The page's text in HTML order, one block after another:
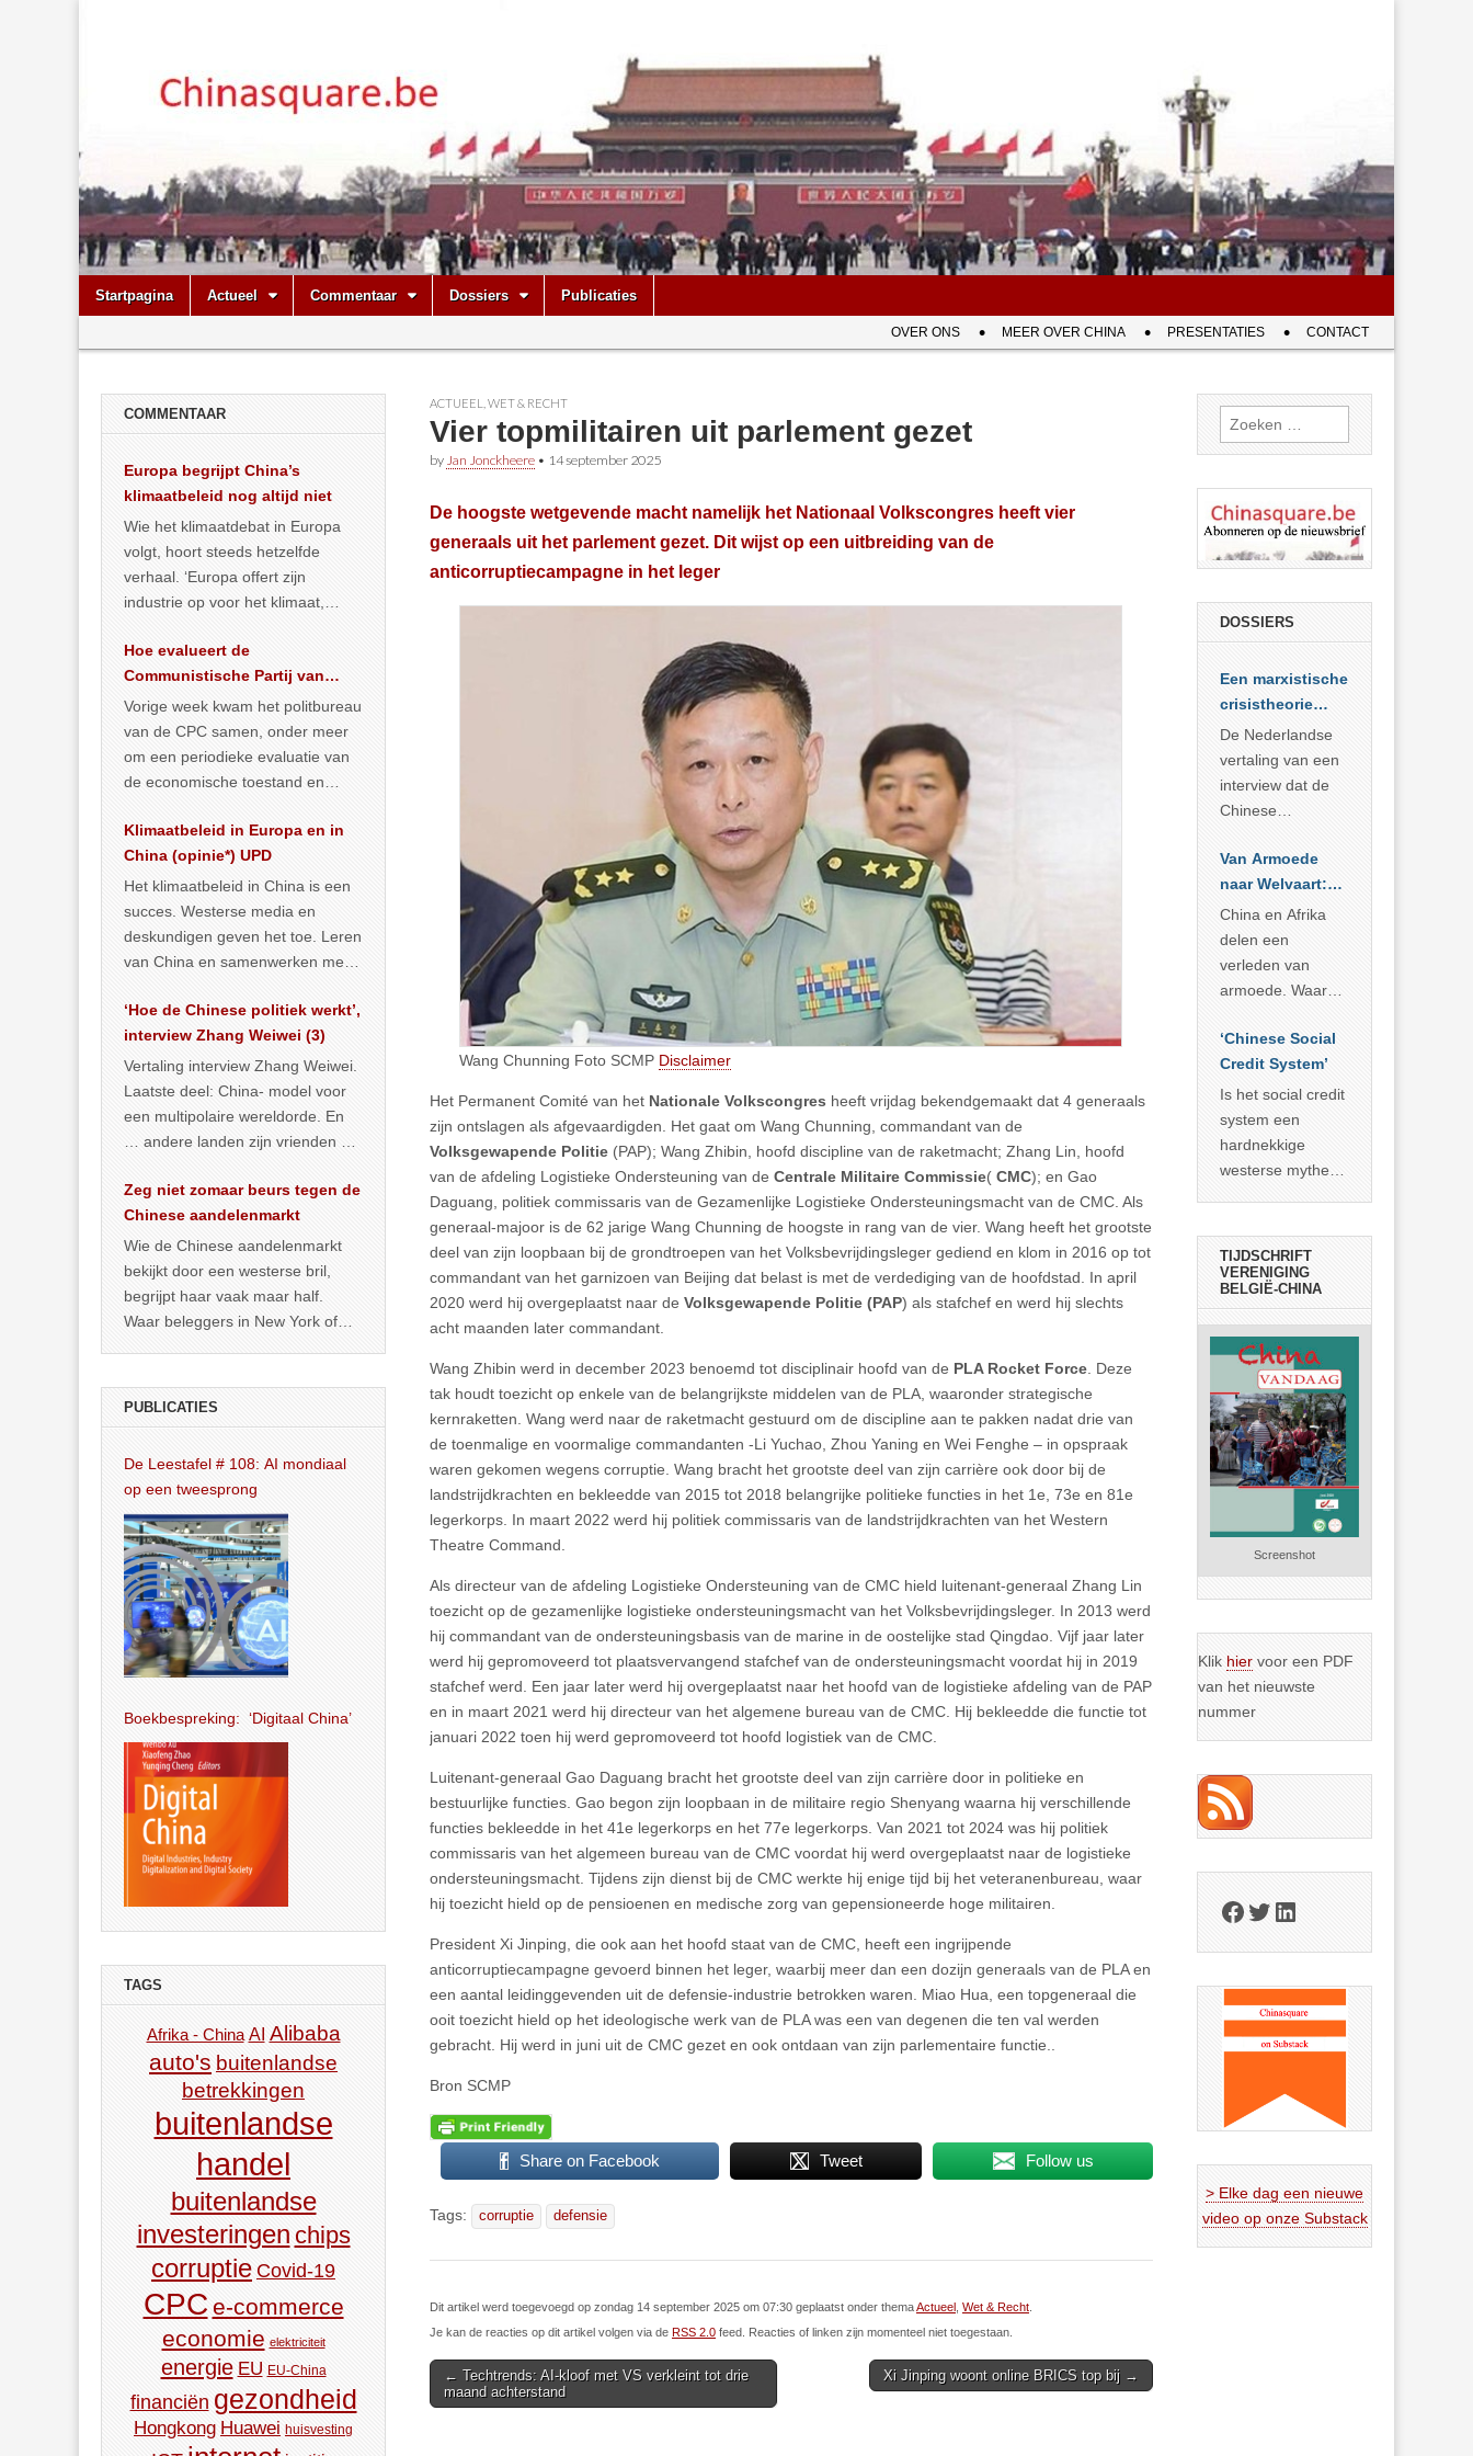
Chinasquare.be
Main
menu
Skip
Startpagina Actueel Commentaar Dossiers Publicaties
menu
OVER ONS MEER OVER CHINA PRESENTATIES CONTACT
ACTUEEL WET & RECHT
Vier topmilitairen uit parlement gezet
by Jan Jonckheere • 14 september 2025
De hoogste wetgevende macht namelijk het Nationaal Volkscongres heeft vier
generaals uit het parlement gezet. Dit wijst op een uitbreiding van de
anticorruptiecampagne in het leger
Wang Chunning Foto SCMP Disclaimer
Het Permanent Comité van het Nationale Volkscongres heeft vrijdag bekendgemaakt dat 4 generaals
zijn ontslagen als afgevaardigden. Het gaat om Wang Chunning, commandant van de
Volksgewapende Politie (PAP); Wang Zhibin, hoofd discipline van de raketmacht; Zhang Lin, hoofd
van de afdeling Logistieke Ondersteuning van de Centrale Militaire Commissie( CMC); en Gao
Daguang, politiek commissaris van de Gezamenlijke Logistieke Ondersteuningsmacht van de CMC. Als
generaal-majoor is de 62 jarige Wang Chunning de hoogste in rang van de vier. Wang heeft het grootste
deel van zijn loopbaan bij de grondtroepen van het Volksbevrijdingsleger gediend en klom in 2016 op tot
commandant van het garnizoen van Beijing dat belast is met de verdediging van de hoofdstad. In april
2020 werd hij overgeplaatst naar de Volksgewapende Politie (PAP) als stafchef en werd hij slechts
acht maanden later commandant.
Wang Zhibin werd in december 2023 benoemd tot disciplinair hoofd van de PLA Rocket Force . Deze
tak houdt toezicht op enkele van de belangrijkste middelen van de PLA, waaronder strategische
kernraketten. Wang werd naar de raketmacht gestuurd om de discipline aan te pakken nadat drie van
de toenmalige en voormalige commandanten -Li Yuchao, Zhou Yaning en Wei Fenghe – in opspraak
waren gekomen wegens corruptie. Wang bracht het grootste deel van zijn carrière ook door bij de
landstrijdkrachten en bekleedde van 2015 tot 2018 belangrijke politieke functies in het 1e, 73e en 81e
legerkorps. In maart 2022 werd hij politiek commissaris van de landstrijdkrachten van het Western
Theatre Command.
Als directeur van de afdeling Logistieke Ondersteuning van de CMC hield luitenant-generaal Zhang Lin
toezicht op de gezamenlijke logistieke ondersteuningsmacht van het Volksbevrijdingsleger. In 2013 werd
hij commandant van de ondersteuningsbasis van de marine in de oostelijke stad Qingdao. Vijf jaar later
werd hij gepromoveerd tot plaatsvervangend stafchef van de ondersteuningsmacht voordat hij in 2019
stafchef werd. Een jaar later werd hij overgeplaatst naar het hoofd van de logistieke afdeling van de PAP
en in maart 2021 werd hij directeur van het algemene bureau van de CMC. Hij bekleedde die functie tot
januari 2022 toen hij werd gepromoveerd tot hoofd logistiek van de CMC.
Luitenant-generaal Gao Daguang bracht het grootste deel van zijn carrière door in politieke en
bestuurlijke functies. Gao begon zijn loopbaan in de militaire regio Shenyang waarna hij verschillende
functies bekleedde in het 41e legerkorps en het 77e legerkorps. Van 2021 tot 2024 was hij politiek
commissaris van het algemeen bureau van de CMC voordat hij werd overgeplaatst naar de logistieke
ondersteuningsmacht. Tijdens zijn dienst bij de CMC werkte hij enige tijd bij het veteranenbureau, waar
hij toezicht hield op de pensioenen en medische zorg van gepensioneerde hoge militairen.
President Xi Jinping, die ook aan het hoofd staat van de CMC, heeft een ingrijpende
anticorruptiecampagne gevoerd binnen het leger, waarbij meer dan een dozijn generaals van de PLA en
een aantal leidinggevenden uit de defensie-industrie betrokken waren. Miao Hua, een topgeneraal die
ooit toezicht hield op het ideologische werk van de PLA was een van degenen die ten val werden
gebracht. Hij werd in juni uit de CMC gezet en ook ontdaan van zijn parlementaire functie..
Bron SCMP
Share on Facebook Tweet Follow us
Tags: corruptie defensie
Dit artikel werd toegevoegd op zondag 14 september 2025 om 07:30 geplaatst onder themaActueel Wet & Recht
Je kan de reacties op dit artikel volgen via de RSS 2.0 feed. Reacties of linken zijn momenteel niet toegestaan.
Post
navigation
← Techtrends: AI-kloof met VS verkleint tot drie
maand achterstand
Xi Jinping woont online BRICS top bij →
COMMENTAAR
Europa begrijpt China’s
klimaatbeleid nog altijd niet
Wie het klimaatdebat in Europa
volgt, hoort steeds hetzelfde
verhaal. ‘Europa offert zijn
industrie op voor het klimaat,
vergroening… >> lees meer
Hoe evalueert de
Communistische Partij van
China de economische
situatie?
Vorige week kwam het politbureau
van de CPC samen, onder meer
om een periodieke evaluatie van
de economische toestand en
publiceerden… >> lees meer
Klimaatbeleid in Europa en in
China (opinie*) UPD
Het klimaatbeleid in China is een
succes. Westerse media en
deskundigen geven het toe. Leren
van China en samenwerken met
… >> lees meer
‘Hoe de Chinese politiek werkt’,
interview Zhang Weiwei (3)
Vertaling interview Zhang Weiwei.
Laatste deel: China- model voor
een multipolaire wereldorde. En
… andere landen zijn vrienden of
Zeg niet zomaar beurs tegen de
Chinese aandelenmarkt
Wie de Chinese aandelenmarkt
bekijkt door een westerse bril,
begrijpt haar vaak maar half.
Waar beleggers in New York of
PUBLICATIES
De Leestafel # 108: AI mondiaal
op een tweesprong
Boekbespreking: ‘Digitaal China’
TAGS
Afrika - China AI Alibaba
auto's buitenlandse
betrekkingen
buitenlandse
handel
buitenlandse
investeringen chips
corruptie Covid-19
CPC e-commerce
economie elektriciteit
energie EU EU-China
financiën gezondheid
Hongkong Huawei huisvesting
Zoeken
naar:
DOSSIERS
Een marxistische
crisistheorie
voor vandaag
De Nederlandse
vertaling van een
interview dat de
Chinese
Sociale
Wetenschappen
afnam van de
Britse
marxistische
econoom Michael
zien dat
… >> lees meer
Van Armoede
naar Welvaart:
Wat Afrika kan
leren van
China’s
economisch
China en Afrika
delen een
verleden van
armoede. Waar
voorbije veertig
jaar in slaagde
meer dan 800
miljoen mensen
uit de armoede
… >> lees meer
‘Chinese Social
Credit System’
Is het social credit
system een
hardnekkige
westerse mythe of
TIJDSCHRIFT
VERENIGING
BELGIË-CHINA
Screenshot
Klik hier voor een PDF
van het nieuwste
nummer
Facebook
Twitter
LinkedIn
> Elke dag een nieuwe
video op onze Substack